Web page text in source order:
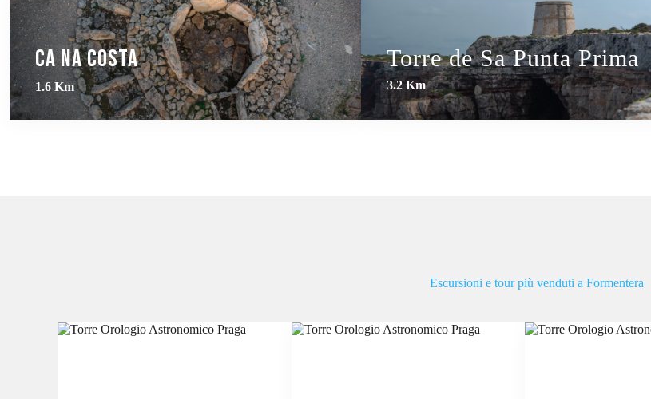
Ca na Costa
1.6 Km
Torre de Sa Punta Prima
3.2 Km
Escursioni e tour più venduti a Formentera